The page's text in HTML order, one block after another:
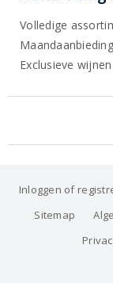
Volledige
Exclusieve wijnen
Inloggen of
Sitemap